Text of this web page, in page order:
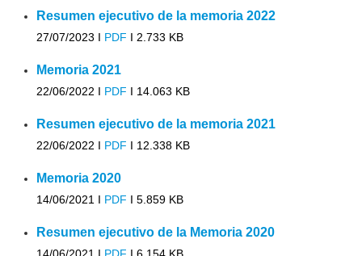
Resumen ejecutivo de la memoria 2022
27/07/2023 I PDF I 2.733 KB
Memoria 2021
22/06/2022 I PDF I 14.063 KB
Resumen ejecutivo de la memoria 2021
22/06/2022 I PDF I 12.338 KB
Memoria 2020
14/06/2021 I PDF I 5.859 KB
Resumen ejecutivo de la Memoria 2020
14/06/2021 I PDF I 6.154 KB